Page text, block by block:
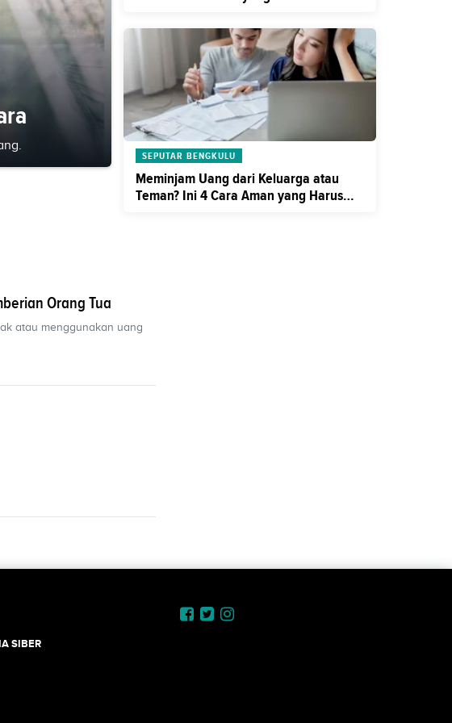
SEPUTAR BENGKULU
Meminjam Uang dari Keluarga atau
Teman? Ini 4 Cara Aman yang Harus
Orang Tua
atau menggunakan uang
SIBER